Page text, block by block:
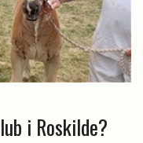
i Roskilde?